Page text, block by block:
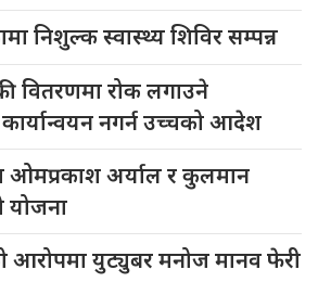
निशुल्क स्वास्थ्य शिविर सम्पन्न
वितरणमा रोक लगाउने
नगर्न उच्चको आदेश
ओमप्रकाश अर्याल र कुलमान
योजना
आरोपमा युट्युबर मनोज मानव फेरी